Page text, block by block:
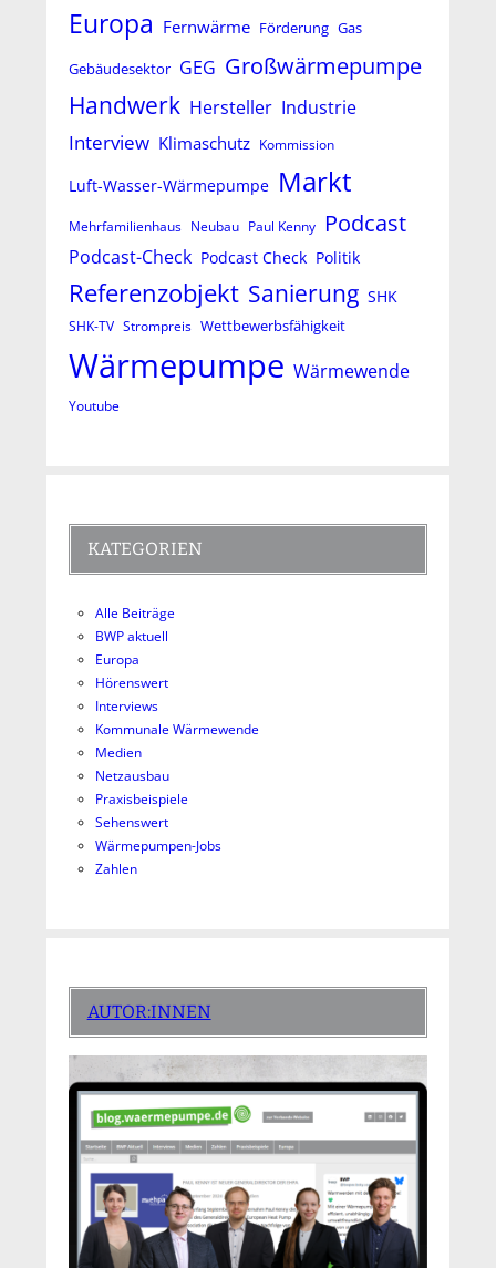
Europa Fernwärme Förderung Gas
Gebäudesektor GEG Großwärmepumpe
Handwerk Hersteller Industrie
Interview Klimaschutz Kommission
Luft-Wasser-Wärmepumpe Markt
Mehrfamilienhaus Neubau Paul Kenny Podcast
Podcast-Check Podcast Check Politik
Referenzobjekt Sanierung SHK
SHK-TV Strompreis Wettbewerbsfähigkeit
Wärmepumpe Wärmewende
Youtube
KATEGORIEN
Alle Beiträge
BWP aktuell
Europa
Hörenswert
Interviews
Kommunale Wärmewende
Medien
Netzausbau
Praxisbeispiele
Sehenswert
Wärmepumpen-Jobs
Zahlen
AUTOR:INNEN